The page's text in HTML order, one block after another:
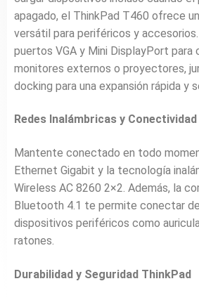
apagado, el ThinkPad T460 ofrece
versátil para periféricos y
puertos VGA y Mini DisplayPort
monitores externos o proyectores,
docking para una expansión rápida y
Redes Inalámbricas y
Mantente conectado en todo
Ethernet Gigabit y la tecnología
Wireless AC 8260 2×2. Además, la
Bluetooth 4.1 te permite conectar
dispositivos periféricos como
ratones.
Durabilidad y Seguridad ThinkPad